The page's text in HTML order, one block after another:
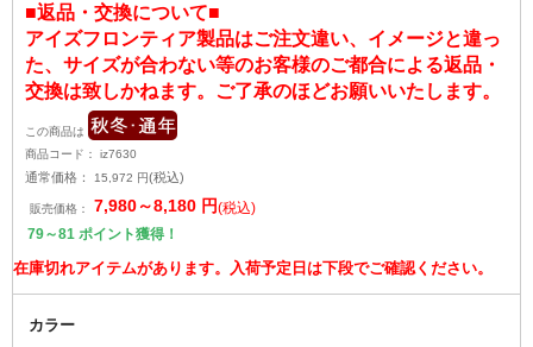
■返品・交換について■
アイズフロンティア製品はご注文違い、イメージと違っ
た、サイズが合わない等のお客様のご都合による返品・
交換は致しかねます。ご了承のほどお願いいたします。
この商品は
商品コード：iz7630
通常価格： 15,972 円(税込)
販売価格： 7,980～8,180 円(税込)
79～81ポイント獲得！
在庫切れアイテムがあります。入荷予定日は下段でご確認ください。
カラー